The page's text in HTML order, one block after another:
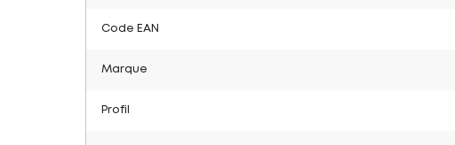
Code EAN
Marque
Profil